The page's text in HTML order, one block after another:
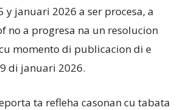
y januari 2026 a ser procesa, a
no a progresa na un resolucion
momento di publicacion di e
di januari 2026.
ta refleha casonan cu tabata